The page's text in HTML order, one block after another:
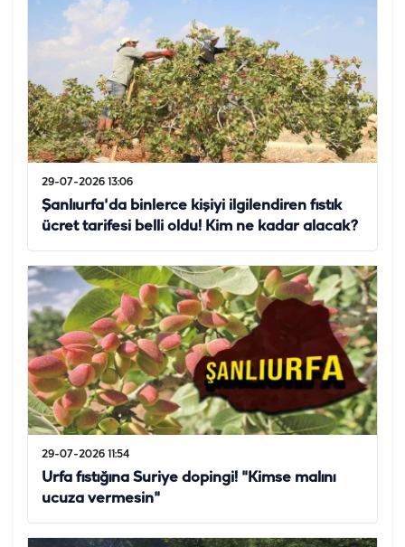
29-07-2026 13:06
Şanlıurfa'da binlerce kişiyi ilgilendiren fıstık
ücret tarifesi belli oldu! Kim ne kadar alacak?
29-07-2026 11:54
Urfa fıstığına Suriye dopingi! "Kimse malını
ucuza vermesin"